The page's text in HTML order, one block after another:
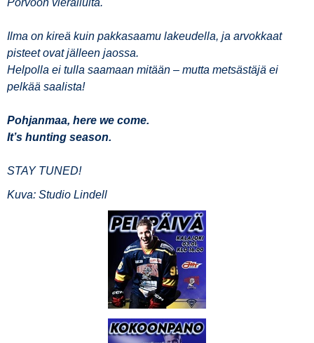
Porvoon vierailulta.
Ilma on kireä kuin pakkasaamu lakeudella, ja arvokkaat
pisteet ovat jälleen jaossa.
Helpolla ei tulla saamaan mitään – mutta metsästäjä ei
pelkää saalista!
Pohjanmaa, here we come.️
It’s hunting season.
STAY TUNED!
Kuva: Studio Lindell